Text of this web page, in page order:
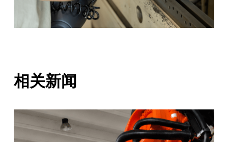
相关新闻